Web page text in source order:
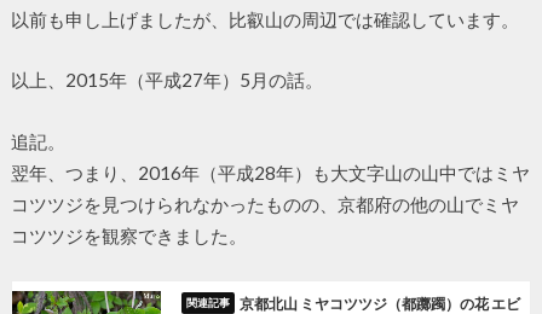
以前も申し上げましたが、比叡山の周辺では確認しています。
以上、2015年（平成27年）5月の話。
追記。
翌年、つまり、2016年（平成28年）も大文字山の山中ではミヤ
コツツジを見つけられなかったものの、京都府の他の山でミヤ
コツツジを観察できました。
京都北山 ミヤコツツジ（都躑躅）の花 エビ